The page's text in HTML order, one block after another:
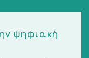
ψηφιακή